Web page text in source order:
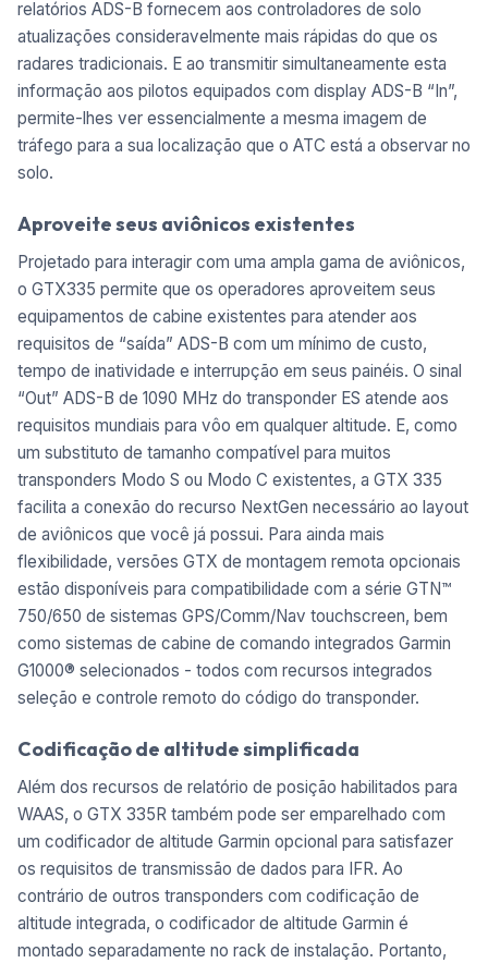
relatórios ADS-B fornecem aos controladores de solo
atualizações consideravelmente mais rápidas do que os
radares tradicionais. E ao transmitir simultaneamente esta
informação aos pilotos equipados com display ADS-B “In”,
permite-lhes ver essencialmente a mesma imagem de
tráfego para a sua localização que o ATC está a observar no
solo.
Aproveite seus aviônicos existentes
Projetado para interagir com uma ampla gama de aviônicos,
o GTX335 permite que os operadores aproveitem seus
equipamentos de cabine existentes para atender aos
requisitos de “saída” ADS-B com um mínimo de custo,
tempo de inatividade e interrupção em seus painéis. O sinal
“Out” ADS-B de 1090 MHz do transponder ES atende aos
requisitos mundiais para vôo em qualquer altitude. E, como
um substituto de tamanho compatível para muitos
transponders Modo S ou Modo C existentes, a GTX 335
facilita a conexão do recurso NextGen necessário ao layout
de aviônicos que você já possui. Para ainda mais
flexibilidade, versões GTX de montagem remota opcionais
estão disponíveis para compatibilidade com a série GTN™
750/650 de sistemas GPS/Comm/Nav touchscreen, bem
como sistemas de cabine de comando integrados Garmin
G1000® selecionados - todos com recursos integrados
seleção e controle remoto do código do transponder.
Codificação de altitude simplificada
Além dos recursos de relatório de posição habilitados para
WAAS, o GTX 335R também pode ser emparelhado com
um codificador de altitude Garmin opcional para satisfazer
os requisitos de transmissão de dados para IFR. Ao
contrário de outros transponders com codificação de
altitude integrada, o codificador de altitude Garmin é
montado separadamente no rack de instalação. Portanto,